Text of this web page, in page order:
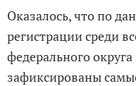
Оказалось, что по
регистрации среди
федерального
зафиксированы